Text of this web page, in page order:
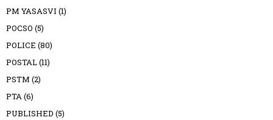
PM YASASVI (1)
POCSO (5)
POLICE (80)
POSTAL(11)
PSTM (2)
PTA(6)
PUBLISHED (5)